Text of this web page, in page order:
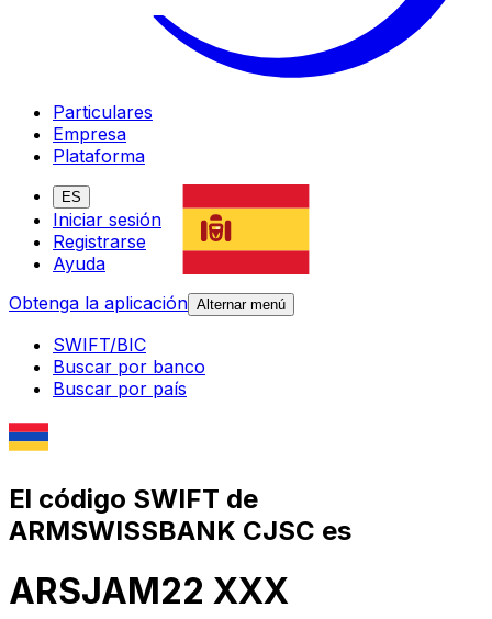
Particulares
Empresa
Plataforma
ES
Iniciar sesión
Registrarse
Ayuda
Obtenga la aplicación Alternar menú
SWIFT/BIC
Buscar por banco
Buscar por país
El código SWIFT de
ARMSWISSBANK CJSC es
ARSJAM22 XXX